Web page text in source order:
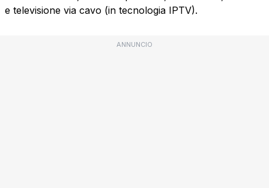
e televisione via cavo (in tecnologia IPTV).
ANNUNCIO